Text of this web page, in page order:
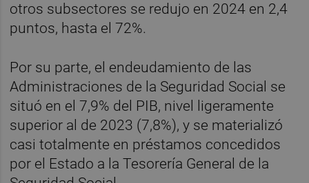
otros subsectores se redujo en 2024 en 2,4
puntos, hasta el 72%.
Por su parte, el endeudamiento de las
Administraciones de la Seguridad Social se
situó en el 7,9% del PIB, nivel ligeramente
superior al de 2023 (7,8%), y se materializó
casi totalmente en préstamos concedidos
por el Estado a la Tesorería General de la